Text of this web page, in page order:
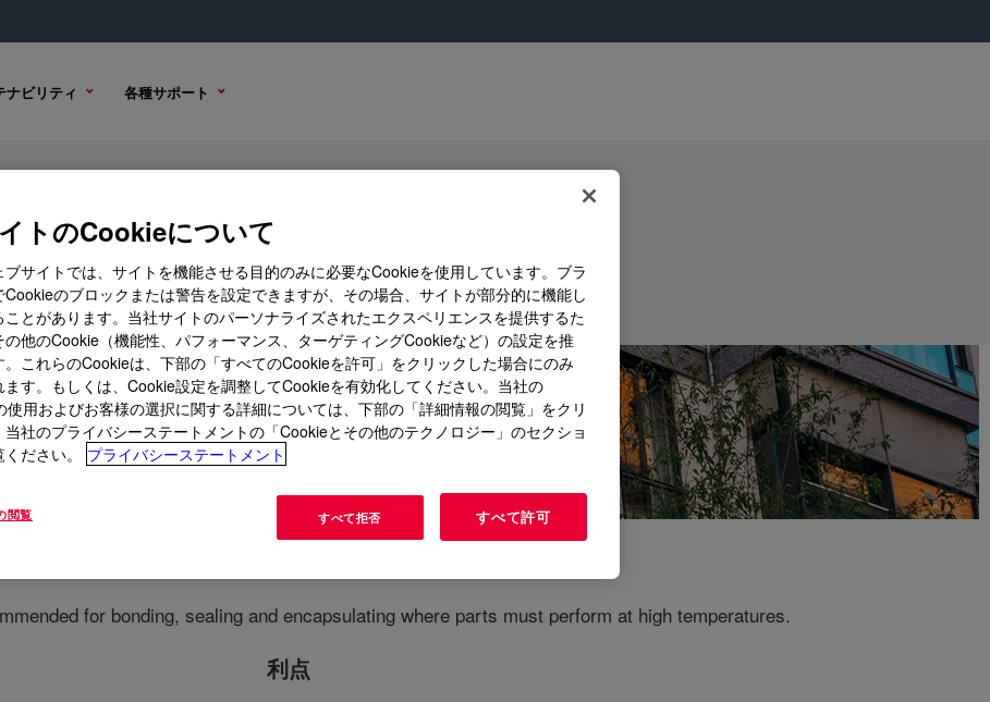
ナビリティ 各種サポート
Industrial Grade Silicone Sealant
資料 サンプル オプション 購入オプション
Grade Silicone Sealant
for bonding, sealing and encapsulating where parts must perform at high temperatures.
利点
トのCookieについて
ブサイトでは、サイトを機能させる目的のみに必要なCookieを使用しています。ブラ
Cookieのブロックまたは警告を設定できますが、その場合、サイトが部分的に機能し
ことがあります。当社サイトのパーソナライズされたエクスペリエンスを提供するた
の他のCookie（機能性、パフォーマンス、ターゲティングCookieなど）の設定を推
。これらのCookieは、下部の「すべてのCookieを許可」をクリックした場合にのみ
ます。もしくは、Cookie設定を調整してCookieを有効化してください。当社の
使用およびお客様の選択に関する詳細については、下部の「詳細情報の閲覧」をクリ
当社のプライバシーステートメントの「Cookieとその他のテクノロジー」のセクショ
ださい。
プライバシーステートメント
閲覧 すべて拒否 すべて許可